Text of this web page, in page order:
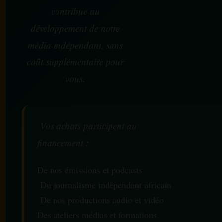
contribue au
développement de notre
média indépendant, sans
coût supplémentaire pour
vous.